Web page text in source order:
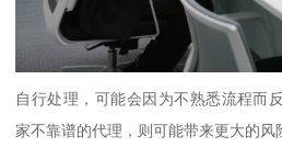
自行处理，可能会因为不熟悉流程而
家不靠谱的代理，则可能带来更大的风